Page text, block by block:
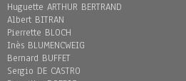
Huguette ARTHUR BERTRAND
Albert BITRAN
Pierrette BLOCH
Inès BLUMENCWEIG
Bernard BUFFET
Sergio DE CASTRO